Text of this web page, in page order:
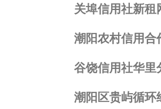
关埠信用社新
潮阳农村信用
谷饶信用社华